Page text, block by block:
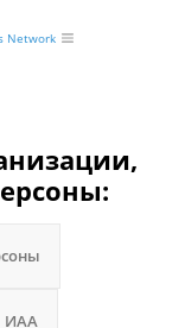
Network
ИАА